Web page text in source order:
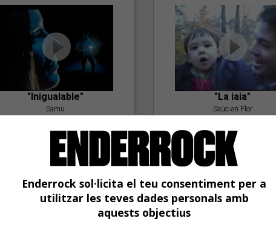
"Inigualable"
Samu
"La iaia"
Saüc en Flor
Enderrock sol·licita el teu consentiment per a
utilitzar les teves dades personals amb
aquests objectius